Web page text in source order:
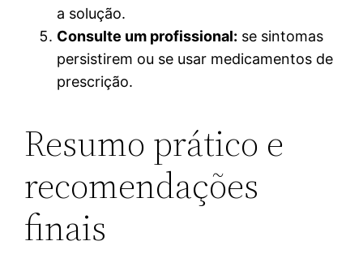
a solução.
Consulte um profissional: se sintomas
persistirem ou se usar medicamentos de
prescrição.
Resumo prático e
recomendações
finais